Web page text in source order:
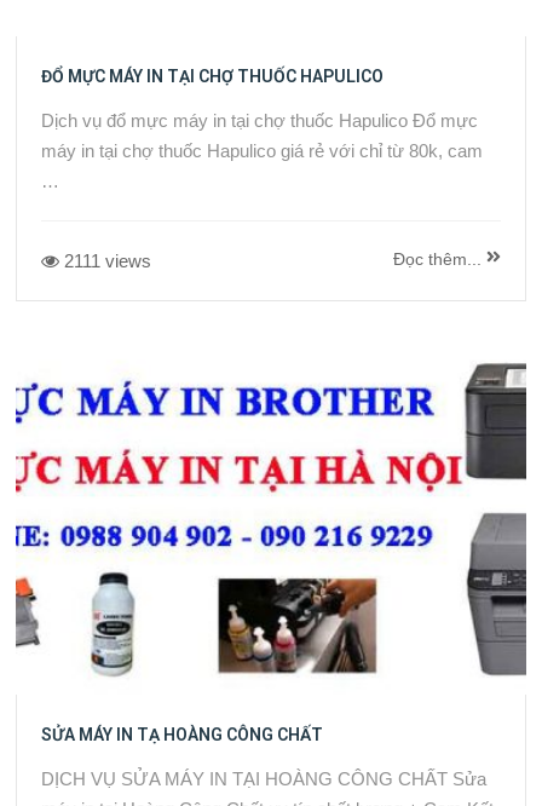
ĐỔ MỰC MÁY IN TẠI CHỢ THUỐC HAPULICO
Dịch vụ đổ mực máy in tại chợ thuốc Hapulico Đổ mực
máy in tại chợ thuốc Hapulico giá rẻ với chỉ từ 80k, cam
…
2111 views Đọc thêm...
SỬA MÁY IN TẠ HOÀNG CÔNG CHẤT
DỊCH VỤ SỬA MÁY IN TẠI HOÀNG CÔNG CHẤT Sửa